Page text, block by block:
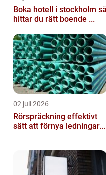
Boka hotell i stockholm så
hittar du rätt boende ...
02 juli 2026
Rörspräckning effektivt
sätt att förnya ledningar...